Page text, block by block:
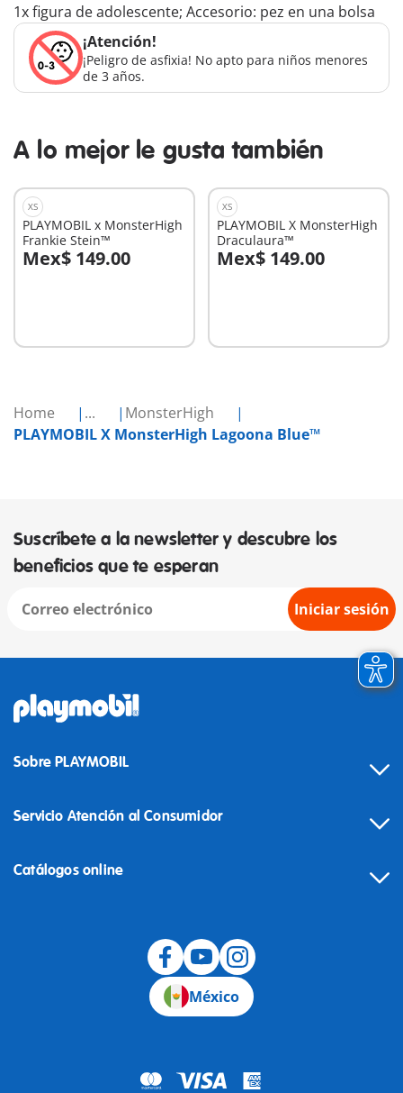
Home ...
MonsterHigh
PLAYMOBIL X MonsterHigh Lagoona Blue™
1x figura de adolescente; Accesorio: pez en una bolsa
¡Atención!
¡Peligro de asfixia! No apto para niños menores
de 3 años.
A lo mejor le gusta también
XS
PLAYMOBIL x MonsterHigh
Frankie Stein™
Mex$ 149.00
A la cesta
XS
PLAYMOBIL X MonsterHigh
Draculaura™
Mex$ 149.00
A la cesta
Suscríbete a la newsletter y descubre los
beneficios que te esperan
Iniciar sesión
Sobre PLAYMOBIL
Servicio Atención al Consumidor
Catálogos online
México